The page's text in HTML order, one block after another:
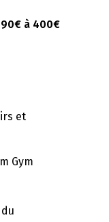
à 400€
et
Gym